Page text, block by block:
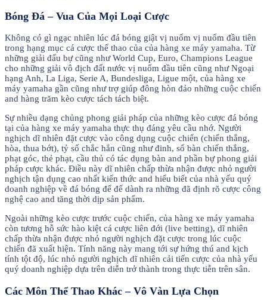
Bóng Đá – Vua Của Mọi Loại Cược
Không có gì ngạc nhiên lúc đá bóng giật vị nuốm vị nuốm đầu tiên
trong hạng mục cá cược thể thao của của hàng xe máy yamaha. Từ
những giải đấu bự cũng như World Cup, Euro, Champions League
cho những giải vô địch đất nước vị nuốm đầu tiên cũng như Ngoại
hạng Anh, La Liga, Serie A, Bundesliga, Ligue một, của hàng xe
máy yamaha gần cũng như trợ giúp đông hòn đảo những cuộc chiến
and hàng trăm kèo cược tách tách biệt.
Sự nhiều dạng chủng phong giải pháp của những kèo cược đá bóng
tại của hàng xe máy yamaha thực thụ đáng yêu cầu nhớ. Người
nghịch dĩ nhiên đặt cược vào công dụng cuộc chiến (chiến thắng,
hòa, thua bớt), tỷ số chắc hẳn cũng như đinh, số bàn chiến thắng,
phạt góc, thẻ phạt, cầu thủ có tác dụng bàn and phần bự phong giải
pháp cược khác. Điều này dĩ nhiên chấp thừa nhận được nhỏ người
nghịch tận dụng cao nhất kiến thức and hiểu biết của nhà yếu quý
doanh nghiệp về đá bóng để để dành ra những đã định rõ cược công
nghệ cao and tăng thời dịp sản phẩm.
Ngoài những kèo cược trước cuộc chiến, của hàng xe máy yamaha
còn tương hỗ sức hào kiệt cá cược liên đới (live betting), dĩ nhiên
chấp thừa nhận được nhỏ người nghịch đặt cược trong lúc cuộc
chiến đã xuất hiện. Tính năng này mang tới sự hứng thú and kịch
tính tột độ, lúc nhỏ người nghịch dĩ nhiên cải tiến cược của nhà yếu
quý doanh nghiệp dựa trên diễn trở thành trong thực tiễn trên sân.
Các Môn Thể Thao Khác – Vô Vàn Lựa Chọn